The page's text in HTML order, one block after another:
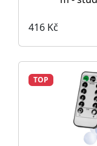
416 Kč
TOP